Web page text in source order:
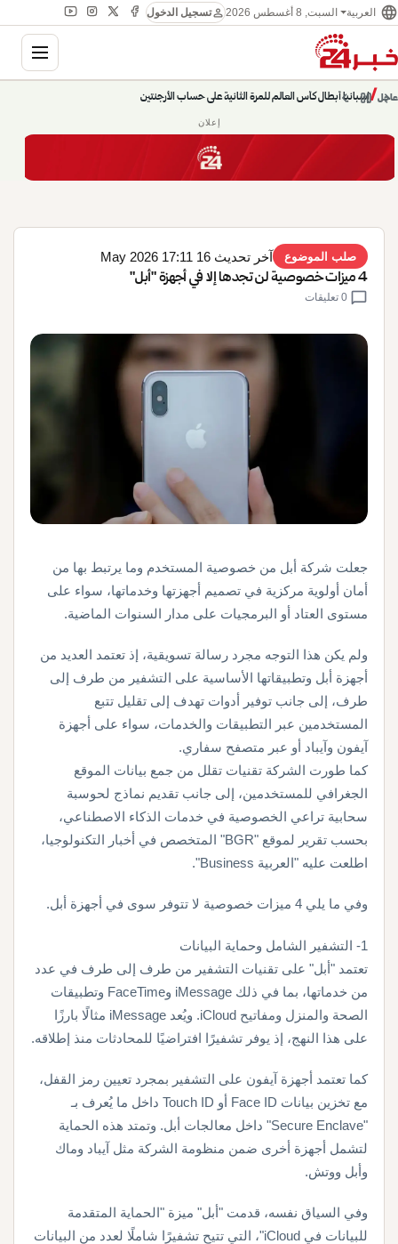
language العربية السبت, 8 أغسطس 2026 personتسجيل الدخول
عاجل/حديث الساعة: سيناريوهات قادمة 745 chevron_right
pause
chevron_left
إعلان
صلب الموضوع آخر تحديث 16 May 2026 17:11
4 ميزات خصوصية لن تجدها إلا في أجهزة "أبل"
chat_bubble
جعلت شركة أبل من خصوصية المستخدم وما يرتبط بها من
أمان أولوية مركزية في تصميم أجهزتها وخدماتها، سواء على
مستوى العتاد أو البرمجيات على مدار السنوات الماضية.
ولم يكن هذا التوجه مجرد رسالة تسويقية، إذ تعتمد العديد من
أجهزة أبل وتطبيقاتها الأساسية على التشفير من طرف إلى
طرف، إلى جانب توفير أدوات تهدف إلى تقليل تتبع
المستخدمين عبر التطبيقات والخدمات، سواء على أجهزة
آيفون وآيباد أو عبر متصفح سفاري.
كما طورت الشركة تقنيات تقلل من جمع بيانات الموقع
الجغرافي للمستخدمين، إلى جانب تقديم نماذج لحوسبة
سحابية تراعي الخصوصية في خدمات الذكاء الاصطناعي،
بحسب تقرير لموقع "BGR" المتخصص في أخبار التكنولوجيا،
اطلعت عليه "العربية Business".
وفي ما يلي 4 ميزات خصوصية لا تتوفر سوى في أجهزة أبل.
1- التشفير الشامل وحماية البيانات
تعتمد "أبل" على تقنيات التشفير من طرف إلى طرف في عدد
من خدماتها، بما في ذلك iMessage وFaceTime وتطبيقات
الصحة والمنزل ومفاتيح iCloud. ويُعد iMessage مثالًا بارزًا
على هذا النهج، إذ يوفر تشفيرًا افتراضيًا للمحادثات منذ إطلاقه.
كما تعتمد أجهزة آيفون على التشفير بمجرد تعيين رمز القفل،
مع تخزين بيانات Face ID أو Touch ID داخل ما يُعرف بـ
"Secure Enclave" داخل معالجات أبل. وتمتد هذه الحماية
لتشمل أجهزة أخرى ضمن منظومة الشركة مثل آيباد وماك
وأبل ووتش.
وفي السياق نفسه، قدمت "أبل" ميزة "الحماية المتقدمة
للبيانات في iCloud"، التي تتيح تشفيرًا شاملًا لعدد من البيانات